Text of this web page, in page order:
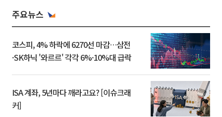
주요뉴스
코스피, 4% 하락에 6270선 마감…삼전
·SK하닉 '와르르' 각각 6%·10%대 급락
ISA 계좌, 5년마다 깨라고요? [이슈크래
커]